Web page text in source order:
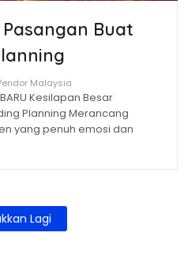
Buat
Malaysia
Kesilapan Besar
Planning Merancang
yang penuh emosi dan
Lagi